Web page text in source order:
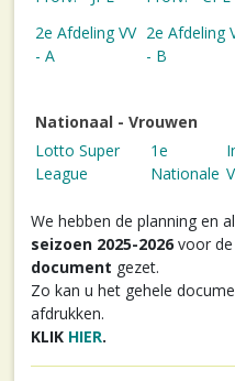
2e Afdeling VV
- A
2e Afdeling
- B
Nationaal - Vrouwen
Lotto Super
League
1e
Nationale
We hebben de planning en
seizoen 2025-2026 voor
document gezet.
Zo kan u het gehele
afdrukken.
KLIK HIER.